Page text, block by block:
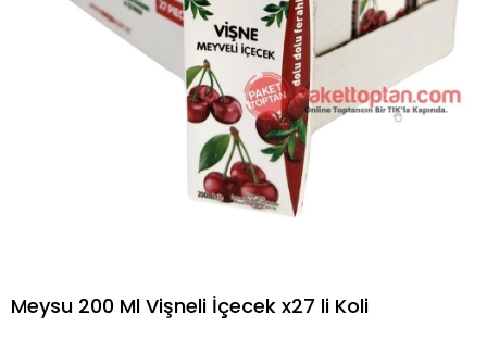
Meysu 200 Ml Vişneli İçecek x27 li Koli